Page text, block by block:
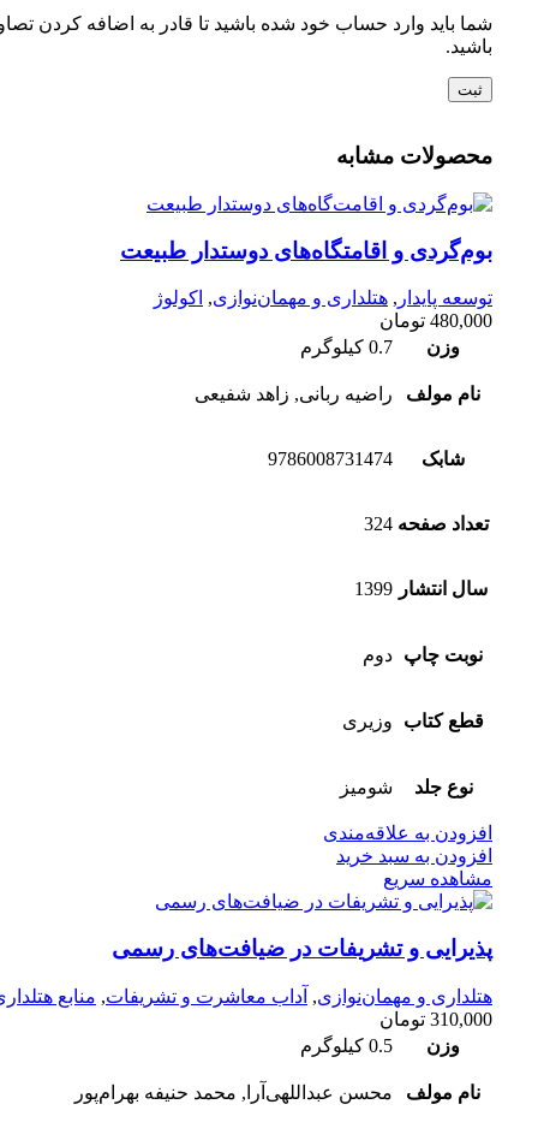
شما باید وارد حساب خود شده باشید تا قادر به اضافه کردن
باشید.
محصولات مشابه
بوم‌گردی و اقامتگاه‌های دوستدار طبیعت
توسعه پایدار , هتلداری و مهمان‌نوازی, اکولوژ
480,000 تومان
وزن
0.7 کیلوگرم
نام مولف راضیه ربانی, زاهد شفیعی
شابک 9786008731474
تعداد صفحه 324
سال انتشار 1399
نوبت چاپ دوم
قطع کتاب وزیری
نوع جلد شومیز
افزودن به علاقه‌مندی
افزودن به سبد خرید
مشاهده سریع
پذیرایی و تشریفات در ضیافت‌های رسمی
هتلداری و مهمان‌نوازی, آداب معاشرت و تشریفات, منابع
310,000 تومان
وزن
0.5 کیلوگرم
نام مولف محسن عبداللهی‌آرا, محمد حنیفه بهرام‌پور